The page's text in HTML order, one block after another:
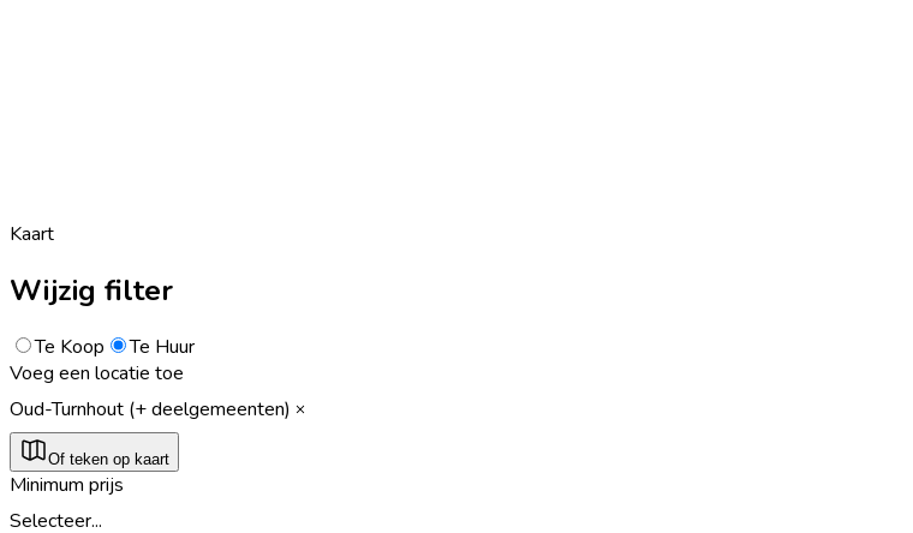
Kaart
Wijzig filter
Te Koop
Te Huur
Voeg een locatie toe
Oud-Turnhout (+ deelgemeenten)
Of teken op kaart
Minimum prijs
Selecteer...